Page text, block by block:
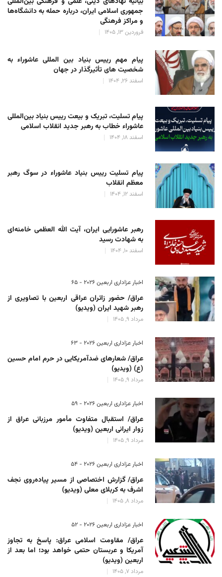
جمهوری اسلامی ایران، درباره حمله به دانشگاه‌ها
و مراکز فرهنگی
فروردین 13, 1405
پیام مهم رییس بنیاد بین المللی عاشوراء به
شخصیت های تأثیرگذار در جهان
اسفند 26, 1404
پیام تسلیت، تبریک و بیعت رییس بنیاد بین‌المللی
عاشوراء خطاب به رهبر جدید انقلاب اسلامی
اسفند 18, 1404
پیام تسلیت رییس بنیاد عاشوراء در سوگ رهبر
معظم انقلاب
اسفند 12, 1404
رهبر عاشورایی ایران، آیت الله العظمی خامنه‌ای
به شهادت رسید
اسفند 10, 1404
اخبار عزاداری اربعین ۲۰۲۶ - 65
عراق/ حضور زائران عراقی اربعین با تصاویری از
رهبر شهید ایران (ویدیو)
مرداد 9, 1405
اخبار عزاداری اربعین ۲۰۲۶ - 63
عراق/ شعارهای ضدآمریکایی در حرم امام حسین
(ع) (ویدیو)
مرداد 9, 1405
اخبار عزاداری اربعین ۲۰۲۶ - 59
عراق/ استقبال متفاوت مأمور مرزبانی عراق از
زوار ایرانی اربعین (ویدیو)
مرداد 9, 1405
اخبار عزاداری اربعین ۲۰۲۶ - 54
عراق/ گزارش اختصاصی از مسیر پیاده‌روی نجف
اشرف به کربلای معلی (ویدیو)
مرداد 8, 1405
اخبار عزاداری اربعین ۲۰۲۶ - 52
عراق/ مقاومت اسلامی عراق: پاسخ به تجاوز
آمریکا و عربستان حتمی خواهد بود؛ اما بعد از
اربعین (ویدیو)
مرداد 7, 1405